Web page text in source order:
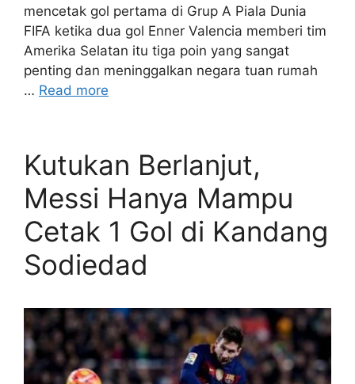
mencetak gol pertama di Grup A Piala Dunia
FIFA ketika dua gol Enner Valencia memberi tim
Amerika Selatan itu tiga poin yang sangat
penting dan meninggalkan negara tuan rumah
… Read more
Kutukan Berlanjut,
Messi Hanya Mampu
Cetak 1 Gol di Kandang
Sodiedad